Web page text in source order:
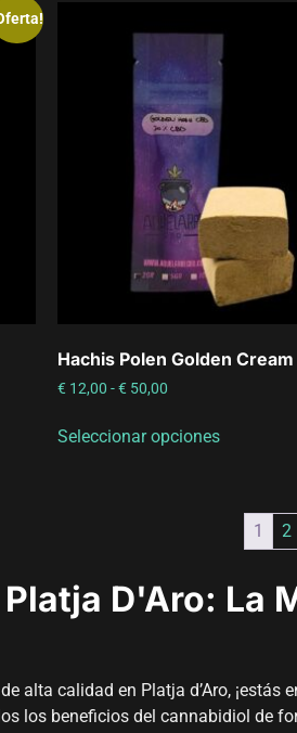
Hachis Polen Golden
€ 12,00 -€ 50,00
Seleccionar opciones
1 2
D'Aro: La
alta calidad en Platja d’Aro, ¡estás
los beneficios del cannabidiol de